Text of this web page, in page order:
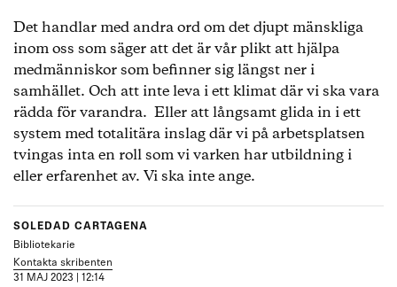
Det handlar med andra ord om det djupt mänskliga
inom oss som säger att det är vår plikt att hjälpa
medmänniskor som befinner sig längst ner i
samhället. Och att inte leva i ett klimat där vi ska vara
rädda för varandra. Eller att långsamt glida in i ett
system med totalitära inslag där vi på arbetsplatsen
tvingas inta en roll som vi varken har utbildning i
eller erfarenhet av. Vi ska inte ange.
SOLEDAD CARTAGENA
Bibliotekarie
Kontakta skribenten
31 MAJ 2023 | 12:14